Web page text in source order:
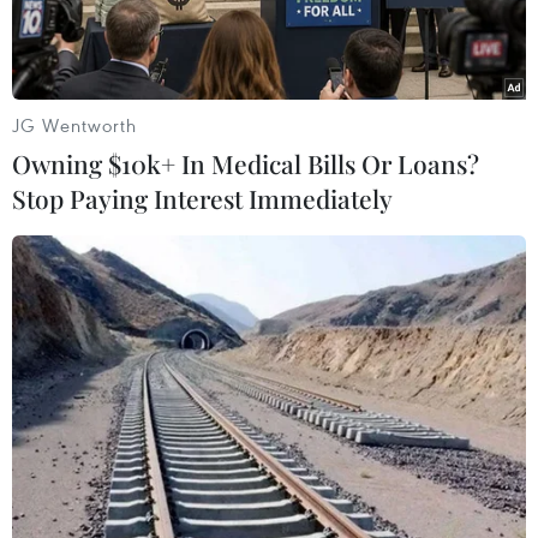
lưu giữ.
Đồng bào dân tộc Mường ở huyện Nho Quan, tỉnh Ninh Bình
biểu diễn dân ca, dân vũ, dân nhạc. (Ảnh: Thùy Dung/ TTXVN)
JG Wentworth
Owning $10k+ In Medical Bills Or Loans?
Stop Paying Interest Immediately